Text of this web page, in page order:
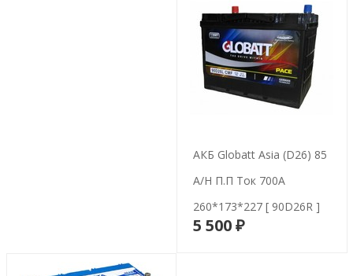
АКБ Globatt Asia (D26) 85
A/h П.п Ток 700А
260*173*227 [ 90D26R ]
5 500 ₽В корзину